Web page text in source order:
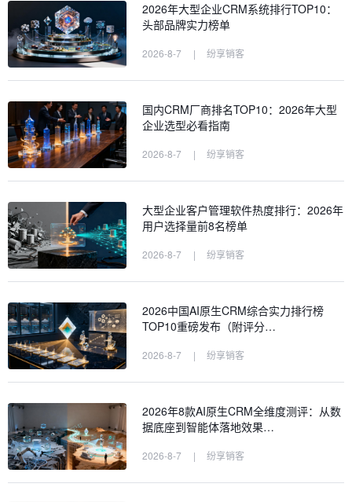
2026年大型企业CRM系统排行TOP10：
头部品牌实力榜单
2026-8-7 | 纷享销客
国内CRM厂商排名TOP10：2026年大型
企业选型必看指南
2026-8-7 | 纷享销客
大型企业客户管理软件热度排行：2026年
用户选择量前8名榜单
2026-8-7 | 纷享销客
2026中国AI原生CRM综合实力排行榜
TOP10重磅发布（附评分…
2026-8-7 | 纷享销客
2026年8款AI原生CRM全维度测评：从数
据底座到智能体落地效果…
2026-8-7 | 纷享销客